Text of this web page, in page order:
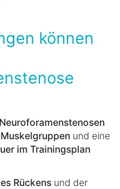
können
und eine
im Trainingsplan
Rückens und der